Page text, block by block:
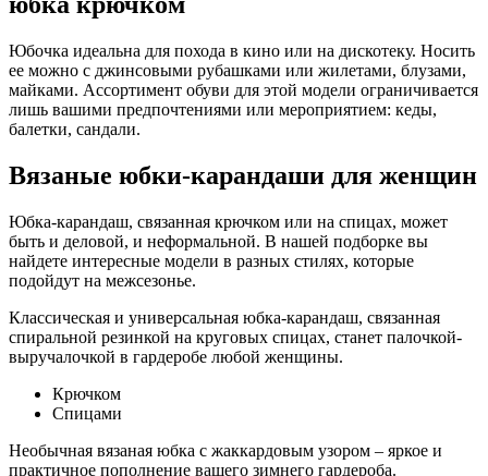
Юбочка идеальна для похода в кино или на дискотеку. Носить
ее можно с джинсовыми рубашками или жилетами, блузами,
майками. Ассортимент обуви для этой модели ограничивается
лишь вашими предпочтениями или мероприятием: кеды,
балетки, сандали.
Вязаные юбки-карандаши для женщин
Юбка-карандаш, связанная крючком или на спицах, может
быть и деловой, и неформальной. В нашей подборке вы
найдете интересные модели в разных стилях, которые
подойдут на межсезонье.
Классическая и универсальная юбка-карандаш, связанная
спиральной резинкой на круговых спицах, станет палочкой-
выручалочкой в гардеробе любой женщины.
Крючком
Спицами
Необычная вязаная юбка с жаккардовым узором – яркое и
практичное пополнение вашего зимнего гардероба.